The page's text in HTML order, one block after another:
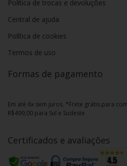
Política de trocas e devoluções
Central de ajuda
Política de cookies
Termos de uso
Formas de pagamento
Em até 6x sem juros. *Frete grátis para
R$499,00 para Sul e Sudeste
Certificados e avaliações